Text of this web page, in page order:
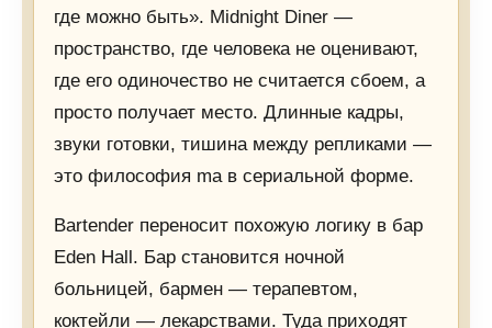
где можно быть». Midnight Diner —
пространство, где человека не оценивают,
где его одиночество не считается сбоем, а
просто получает место. Длинные кадры,
звуки готовки, тишина между репликами —
это философия ma в сериальной форме.
Bartender переносит похожую логику в бар
Eden Hall. Бар становится ночной
больницей, бармен — терапевтом,
коктейли — лекарствами. Туда приходят